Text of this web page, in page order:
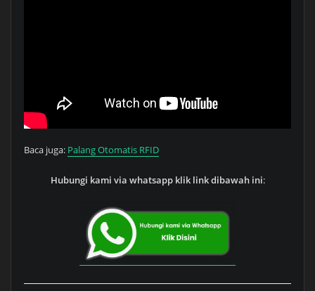
Baca juga: Palang Otomatis RFID
Hubungi kami via whatsapp klik link dibawah ini: